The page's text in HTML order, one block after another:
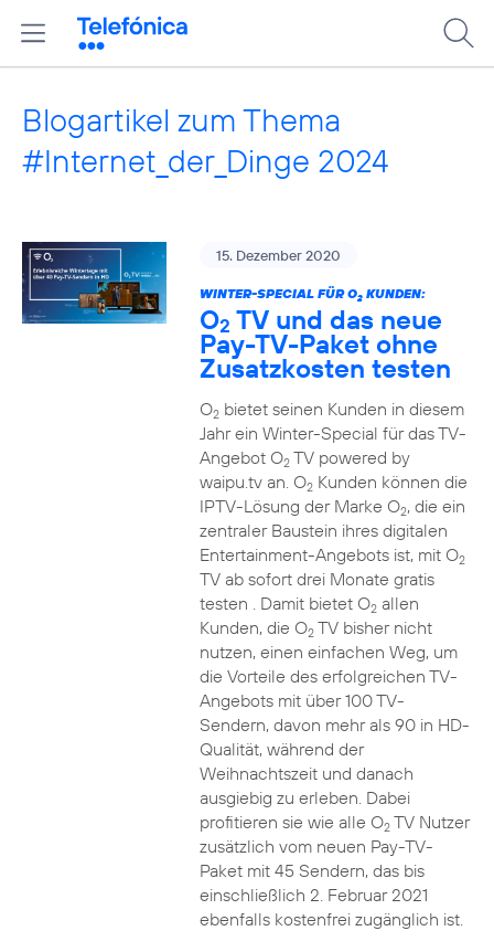
Blogartikel zum Thema
#Internet_der_Dinge 2024
15. Dezember 2020
WINTER-SPECIAL FÜR O2KUNDEN:
O2 TV und das neue
Pay-TV-Paket ohne
Zusatzkosten testen
O2bietet seinen Kunden in diesem
Jahr ein Winter-Special für das TV-
Angebot O2TV powered by
waipu.tv an. O2Kunden können die
IPTV-Lösung der Marke O2, die ein
zentraler Baustein ihres digitalen
Entertainment-Angebots ist, mit O2
TV ab sofort drei Monate gratis
testen . Damit bietet O2allen
Kunden, die O2TV bisher nicht
nutzen, einen einfachen Weg, um
die Vorteile des erfolgreichen TV-
Angebots mit über 100 TV-
Sendern, davon mehr als 90 in HD-
Qualität, während der
Weihnachtszeit und danach
ausgiebig zu erleben. Dabei
profitieren sie wie alle O2TV Nutzer
zusätzlich vom neuen Pay-TV-
Paket mit 45 Sendern, das bis
einschließlich 2. Februar 2021
ebenfalls kostenfrei zugänglich ist.